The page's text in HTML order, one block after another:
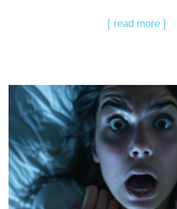
[ read more ]